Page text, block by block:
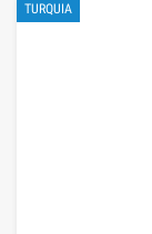
TURQUIA